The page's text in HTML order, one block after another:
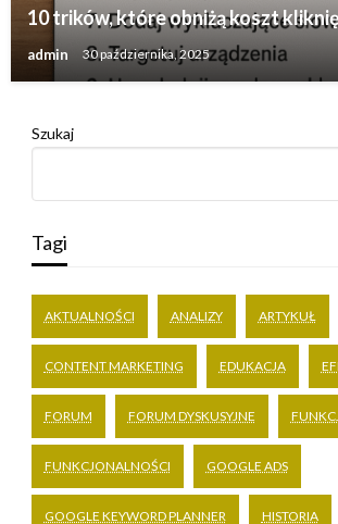
10 trików, które obniżą koszt
admin 30 października, 2025
Szukaj
Tagi
AKTUALNOŚCI ANALIZY ARTYKUŁ
CONTENT MARKETING EDUKACJA
FORUM FORUM DYSKUSYJNE
FUNKCJONALNOŚCI GOOGLE ADS
GOOGLE KEYWORD PLANNER HISTORIA